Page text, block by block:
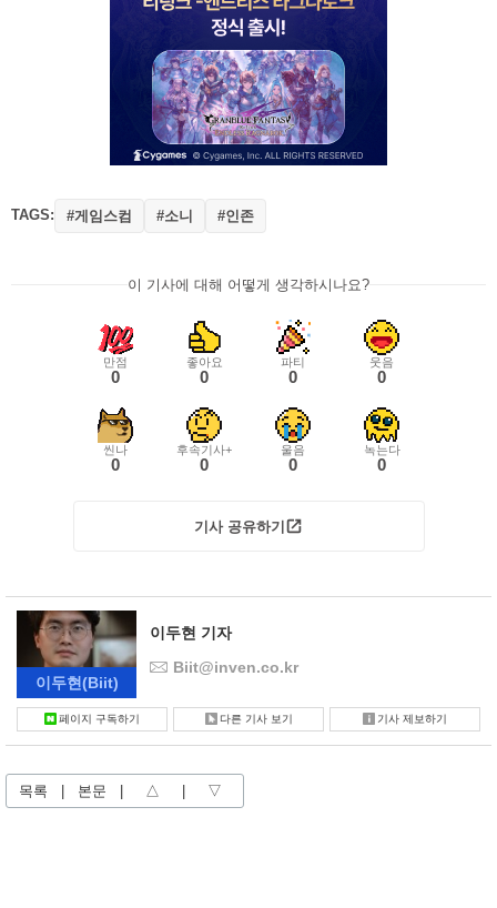
TAGS: #게임스컴 #소니 #인존
이 기사에 대해 어떻게 생각하시나요?
만점
0
좋아요
0
파티
0
웃음
0
씬나
0
후속기사+
0
울음
0
녹는다
0
기사 공유하기
이두현(Biit)
이두현 기자
Biit@inven.co.kr
페이지 구독하기 다른 기사 보기 기사 제보하기
목록 본문 △ ▽